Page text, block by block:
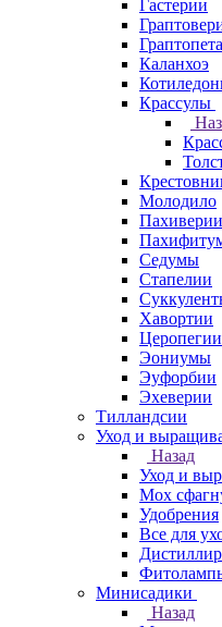
Гастерии
Каланхоэ
Крассулы
Молодило
Пахиверии
Седумы
Стапелии
Хавортии
Церопегии
Эониумы
Эуфорбии
Эхеверии
Тилландсии
Уход и
Назад
Уход и
Мох
Удобрения
Все для
Минисадики
Назад